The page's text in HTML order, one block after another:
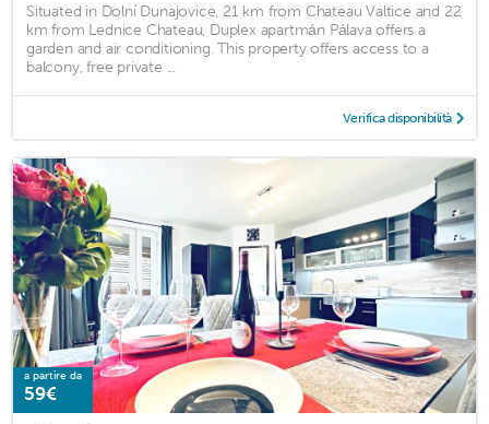
Situated in Dolní Dunajovice, 21 km from Chateau Valtice and 22
km from Lednice Chateau, Duplex apartmán Pálava offers a
garden and air conditioning. This property offers access to a
balcony, free private ...
Verifica disponibilità
a partire da
59€